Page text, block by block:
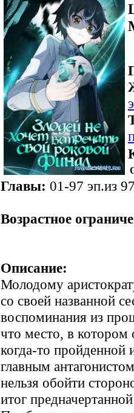
Главы: 01-97 эп.из
Возрастное
Описание:
Молодому
со своей названной
воспоминания из
что место, в котором
когда-то пройденной
главным
нельзя обойти
итог